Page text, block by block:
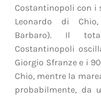
Costantinopoli con i
Leonardo di
Barbaro). Il
Costantinopoli
Giorgio Sfranze e i
Chio, mentre la
probabilmente, da